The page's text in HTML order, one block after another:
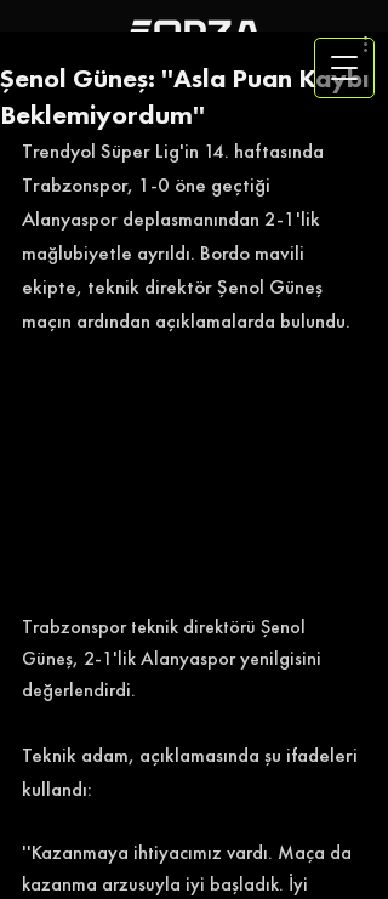
Şenol Güneş: ''Asla Puan Kaybı
Beklemiyordum''
Trendyol Süper Lig'in 14. haftasında
Trabzonspor, 1-0 öne geçtiği
Alanyaspor deplasmanından 2-1'lik
mağlubiyetle ayrıldı. Bordo mavili
ekipte, teknik direktör Şenol Güneş
maçın ardından açıklamalarda bulundu.
Trabzonspor teknik direktörü Şenol
Güneş, 2-1'lik Alanyaspor yenilgisini
değerlendirdi.
Teknik adam, açıklamasında şu ifadeleri
kullandı:
''Kazanmaya ihtiyacımız vardı. Maça da
kazanma arzusuyla iyi başladık. İyi